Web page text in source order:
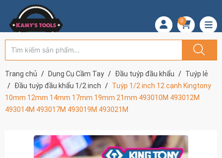
0
Trang chủ Dụng Cụ Cầm Tay Đầu tuýp đầu khẩu
Tuýp lẻ
Đầu tuýp đầu khẩu 1/2 inch
Tuýp 1/2 inch 12 cạnh Kingtony
10mm 12mm 14mm 17mm 19mm 21mm 493010M 493012M
493014M 493017M 493019M 493021M